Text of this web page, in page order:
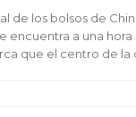
de los bolsos de
encuentra a una
que el centro de la